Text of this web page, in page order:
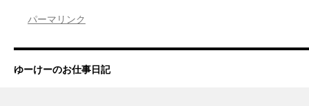
パーマリンク
ゆーけーのお仕事日記